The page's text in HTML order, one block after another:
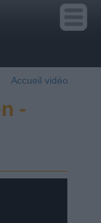
Accueil vidéo
-